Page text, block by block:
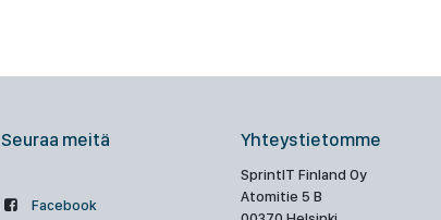
Seuraa meitä
Facebook
Yhteystietomme
SprintIT Finland Oy
Atomitie 5 B